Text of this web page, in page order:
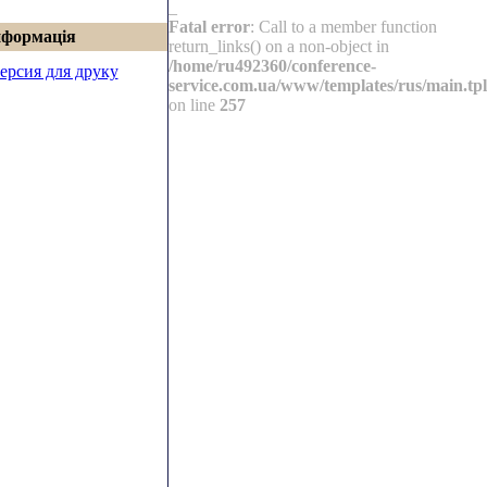
для друку
Fatal error: Call to a member function
return_links() on a non-object in
/home/ru492360/conference-
service.com.ua/www/templates/rus/main.tpl
on line 257